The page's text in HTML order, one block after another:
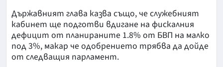
Държавният глава казва също, че служебният
кабинет ще подготви вдигане на фискалния
дефицит от планираните 1.8% от БВП на малко
под 3%, макар че одобрението трябва да дойде
от следващия парламент.